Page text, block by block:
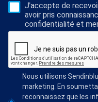
J'accepte de
avoir pris
confidentialité et
Nous utilisons
marketing. En
reconnaissez que les